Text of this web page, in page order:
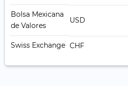
Bolsa Mexicana
de Valores
USD
Swiss Exchange CHF